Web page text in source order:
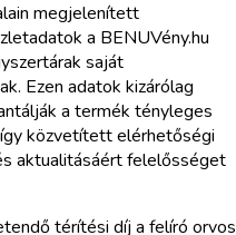
megjelenített
a BENUVény.hu
saját
Ezen adatok kizárólag
a termék tényleges
közvetített elérhetőségi
aktualitásáért felelősséget
térítési díj a felíró orvos